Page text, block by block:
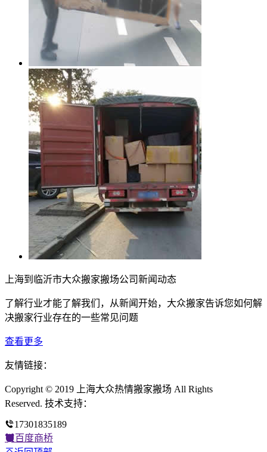
上海到临沂市大众搬家搬场公司新闻动态
了解行业才能了解我们，从新闻开始，大众搬家告诉您如何解
决搬家行业存在的一些常见问题
查看更多
友情链接：
Copyright © 2019 上海大众热情搬家搬场 All Rights
Reserved. 技术支持：
17301835189
百度商桥